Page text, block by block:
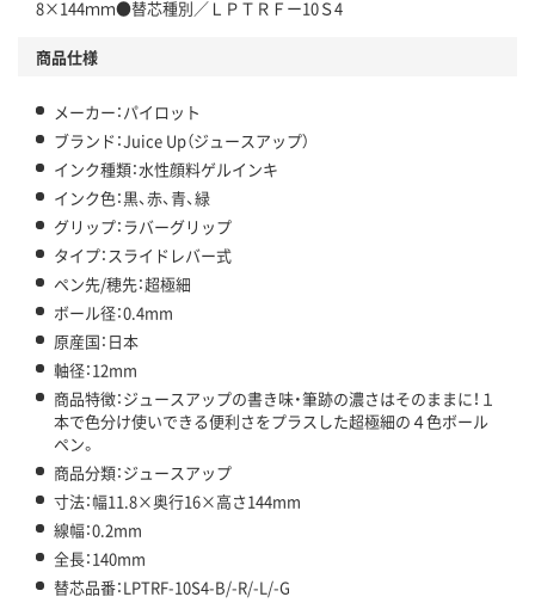
8×144ｍｍ●替芯種別／ＬＰＴＲＦー10Ｓ4
商品仕様
メーカー：パイロット
ブランド：Juice Up（ジュースアップ）
インク種類：水性顔料ゲルインキ
インク色：黒、赤、青、緑
グリップ：ラバーグリップ
タイプ：スライドレバー式
ペン先/穂先：超極細
ボール径：0.4mm
原産国：日本
軸径：12mm
商品特徴：ジュースアップの書き味・筆跡の濃さはそのままに！１
本で色分け使いできる便利さをプラスした超極細の４色ボール
ペン。
商品分類：ジュースアップ
寸法：幅11.8×奥行16×高さ144mm
線幅：0.2mm
全長：140mm
替芯品番：LPTRF-10S4-B/-R/-L/-G